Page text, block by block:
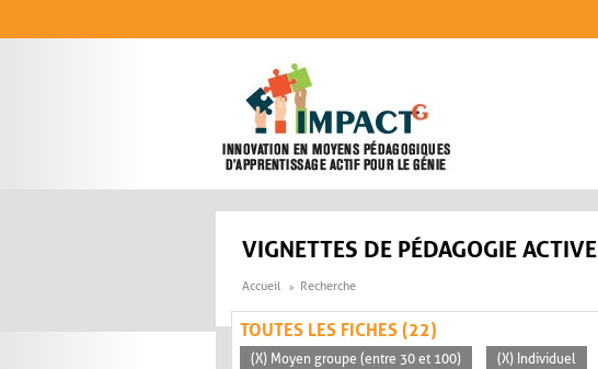
VIGNETTES DE PÉDAGOGIE ACTIVE
Accueil Recherche
TOUTES LES FICHES (22)
(X) Moyen groupe (entre 30 et 100) (X) Individuel